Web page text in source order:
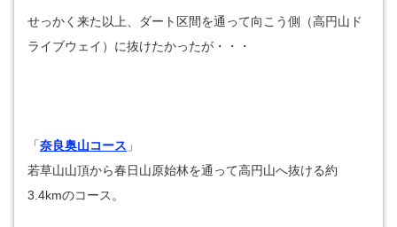
せっかく来た以上、ダート区間を通って向こう側（高円山ド
ライブウェイ）に抜けたかったが・・・
「奈良奥山コース 」
若草山山頂から春日山原始林を通って高円山へ抜ける約
3.4kmのコース。